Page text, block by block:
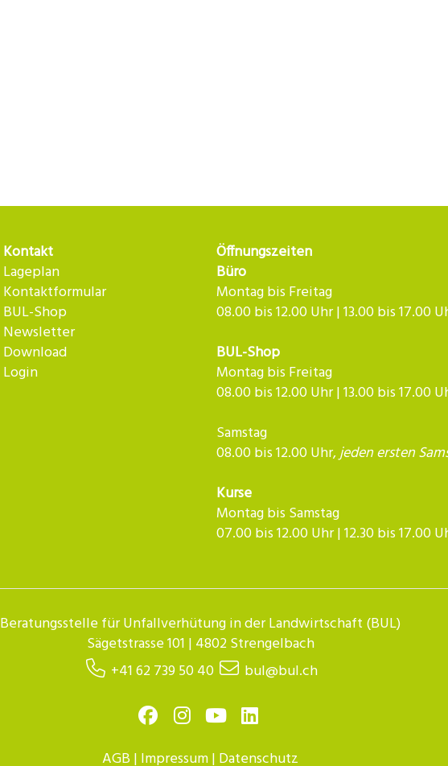
Kontakt
Lageplan
Kontaktformular
BUL-Shop
Newsletter
Download
Login
Öffnungszeiten
Büro
Montag bis Freitag
08.00 bis 12.00 Uhr | 13.00 bis 17.00
BUL-Shop
Montag bis Freitag
08.00 bis 12.00 Uhr | 13.00 bis 17.00
Samstag
08.00 bis 12.00 Uhr,jeden ersten
Kurse
Montag bis Samstag
07.00 bis 12.00 Uhr | 12.30 bis 17.00
Beratungsstelle für Unfallverhütung in der Landwirtschaft (BUL)
Sägetstrasse 101 | 4802 Strengelbach
+41 62 739 50 40
bul@bul.ch
AGB | Impressum| Datenschutz